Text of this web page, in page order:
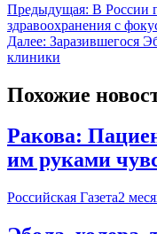
Предыдущая: В России
здравоохранения с
Далее: Заразившегося
клиники
Похожие
Ракова:
им руками
Российская Газета2